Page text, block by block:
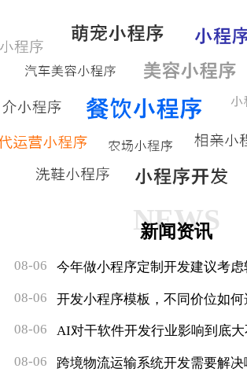
NEWS
新闻资讯
08-06 今年做小程序定制开发建议考虑
08-06 开发小程序模板，不同价位如何
08-06 AI对干软件开发行业影响到底大
08-06 跨境物流运输系统开发需要解决